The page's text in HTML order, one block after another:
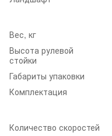
Вес, кг
Высота рулевой
стойки
Габариты упаковки
Комплектация
Количество скоростей